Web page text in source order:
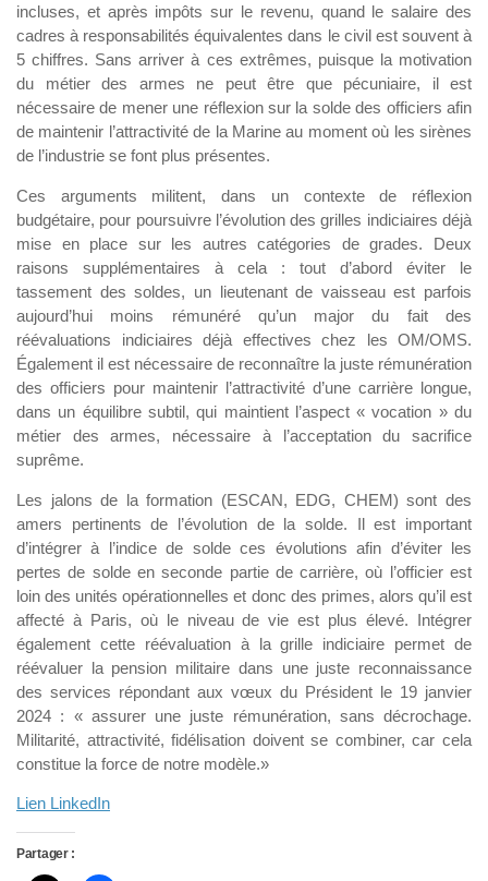
incluses, et après impôts sur le revenu, quand le salaire des
cadres à responsabilités équivalentes dans le civil est souvent à
5 chiffres. Sans arriver à ces extrêmes, puisque la motivation
du métier des armes ne peut être que pécuniaire, il est
nécessaire de mener une réflexion sur la solde des officiers afin
de maintenir l’attractivité de la Marine au moment où les sirènes
de l’industrie se font plus présentes.
Ces arguments militent, dans un contexte de réflexion
budgétaire, pour poursuivre l’évolution des grilles indiciaires déjà
mise en place sur les autres catégories de grades. Deux
raisons supplémentaires à cela : tout d’abord éviter le
tassement des soldes, un lieutenant de vaisseau est parfois
aujourd’hui moins rémunéré qu’un major du fait des
réévaluations indiciaires déjà effectives chez les OM/OMS.
Également il est nécessaire de reconnaître la juste rémunération
des officiers pour maintenir l’attractivité d’une carrière longue,
dans un équilibre subtil, qui maintient l’aspect « vocation » du
métier des armes, nécessaire à l’acceptation du sacrifice
suprême.
Les jalons de la formation (ESCAN, EDG, CHEM) sont des
amers pertinents de l’évolution de la solde. Il est important
d’intégrer à l’indice de solde ces évolutions afin d’éviter les
pertes de solde en seconde partie de carrière, où l’officier est
loin des unités opérationnelles et donc des primes, alors qu’il est
affecté à Paris, où le niveau de vie est plus élevé. Intégrer
également cette réévaluation à la grille indiciaire permet de
réévaluer la pension militaire dans une juste reconnaissance
des services répondant aux vœux du Président le 19 janvier
2024 : « assurer une juste rémunération, sans décrochage.
Militarité, attractivité, fidélisation doivent se combiner, car cela
constitue la force de notre modèle.»
Lien LinkedIn
Partager :